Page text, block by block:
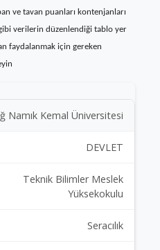
ve tavan puanları kontenjanları
verilerin düzenlendiği tablo yer
faydalanmak için gereken
Namık Kemal Üniversitesi
DEVLET
Teknik Bilimler Meslek
Yüksekokulu
Seracılık